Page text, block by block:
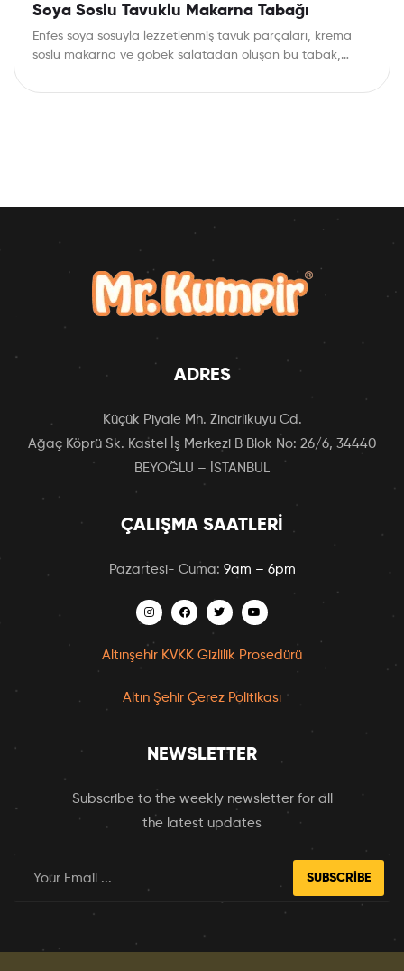
Soya Soslu Tavuklu Makarna Tabağı
Enfes soya sosuyla lezzetlenmiş tavuk parçaları, krema
soslu makarna ve göbek salatadan oluşan bu tabak,…
ADRES
Küçük Piyale Mh. Zincirlikuyu Cd.
Ağaç Köprü Sk. Kastel İş Merkezi B Blok No: 26/6, 34440
BEYOĞLU – İSTANBUL
ÇALIŞMA SAATLERI
Pazartesi- Cuma: 9am – 6pm
Altınşehir KVKK Gizlilik Prosedürü
Altın Şehir Çerez Politikası
NEWSLETTER
Subscribe to the weekly newsletter for all
the latest updates
SUBSCRIBE